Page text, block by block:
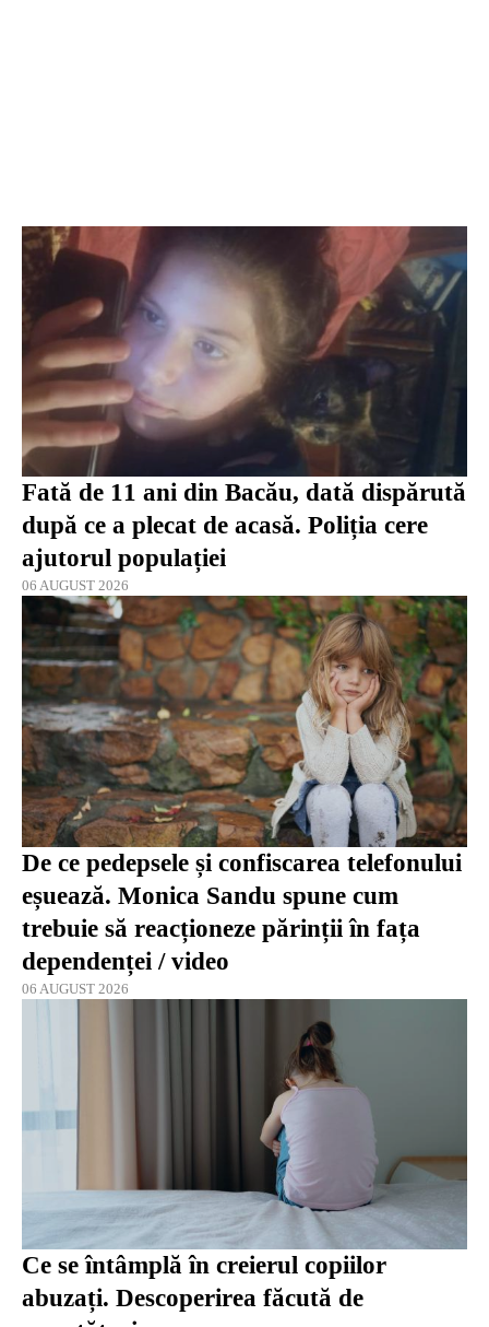
Fată de 11 ani din Bacău, dată dispărută
după ce a plecat de acasă. Poliția cere
ajutorul populației
06 AUGUST 2026
De ce pedepsele și confiscarea telefonului
eșuează. Monica Sandu spune cum
trebuie să reacționeze părinții în fața
dependenței / video
06 AUGUST 2026
Ce se întâmplă în creierul copiilor
abuzați. Descoperirea făcută de